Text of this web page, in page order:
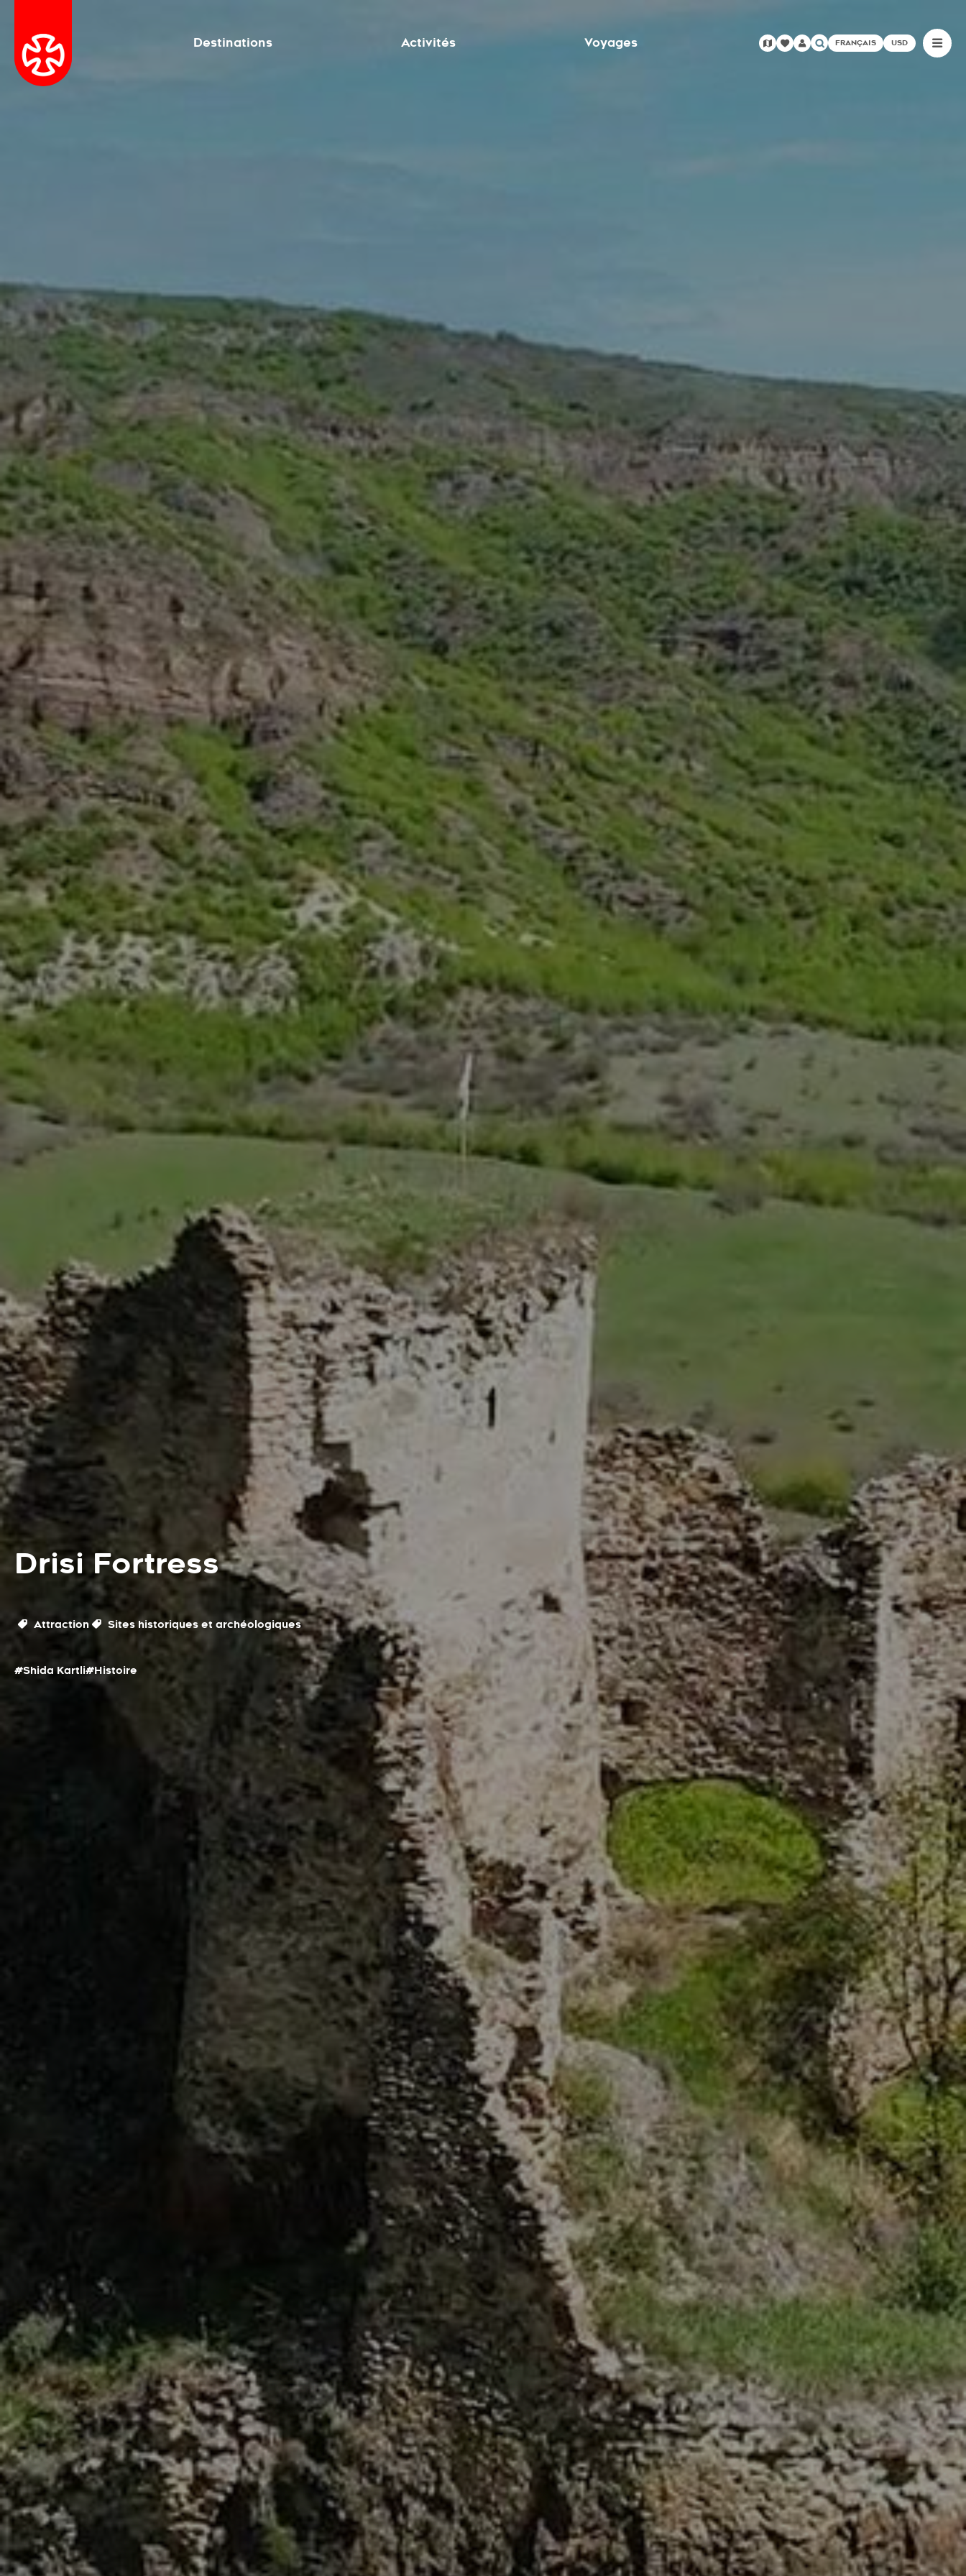
Destinations Activités Voyages FRANÇAIS USD
Drisi Fortress
Attraction Sites historiques et archéologiques
#Shida Kartli#Histoire